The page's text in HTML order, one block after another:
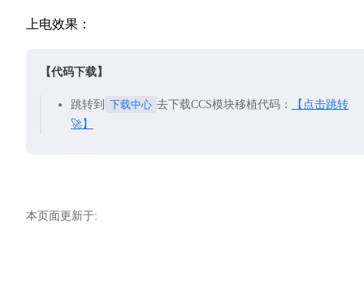
上电效果：
【代码下载】
跳转到 下载中心 去下载CCS模块移植代码：
【点击跳转
🚀】
本页面更新于: